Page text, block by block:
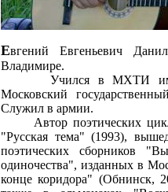
Евгений Евгеньевич
Владимире.
Учился в МХТИ им. Д.
Московский
Служил в армии.
Автор поэтических
"Русская тема" (1993),
поэтических сборников
одиночества", изданных в
конце коридора" (Обнинск,